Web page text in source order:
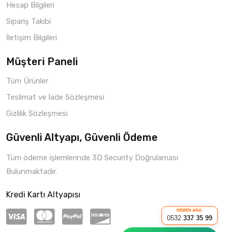
HEMEN ARA:
0532 337 35 99
Hesap Bilgileri
Sipariş Takibi
İletişim Bilgileri
Müşteri Paneli
Tüm Ürünler
Teslimat ve İade Sözleşmesi
Gizlilik Sözleşmesi
Güvenli Altyapı, Güvenli Ödeme
Tüm ödeme işlemlerinde 3D Security Doğrulaması
Bulunmaktadır.
Kredi Kartı Altyapısı